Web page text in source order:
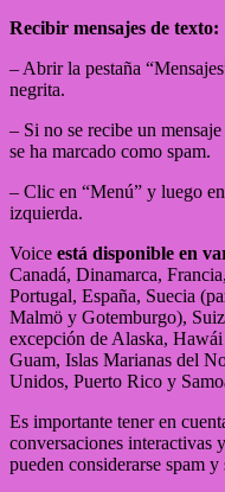
Recibir mensajes de texto:
– Abrir la pestaña
negrita.
– Si no se recibe un
se ha marcado como spam.
– Clic en “Menú” y luego
izquierda.
Voice está disponible en
Canadá, Dinamarca,
Portugal, España, Suecia
Malmö y Gotemburgo),
excepción de Alaska,
Guam, Islas Marianas del
Unidos, Puerto Rico y
Es importante tener en
conversaciones interactivas
pueden considerarse spam y